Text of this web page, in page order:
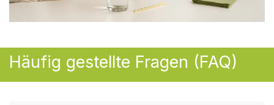
Häufig gestellte Fragen (FAQ)